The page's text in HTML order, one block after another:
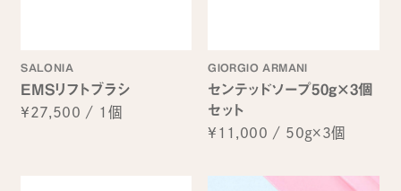
SALONIA
EMSリフトブラシ
¥27,500 / 1個
GIORGIO ARMANI
センテッドソープ50g×3個
セット
¥11,000 / 50g×3個